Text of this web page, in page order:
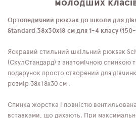
молодших
Ортопедичний рюкзак до школи для
Standard 38х30х18 см для 1-4 класу (150-
Яскравий стильний шкільний рюкзак
(СкулСтандард) з анатомічною спинкою
подарунок просто створений для
розмір 38х18х30 см .
Спинка жорстка і повністю
вставками, що дихають. При